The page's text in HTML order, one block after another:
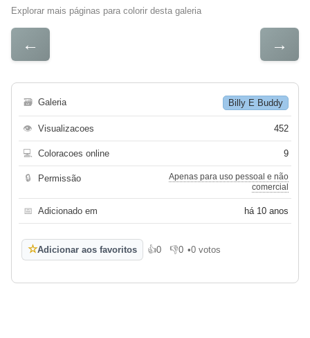
Explorar mais páginas para colorir desta galeria
← →
🗃 Galeria Billy E Buddy
👁 Visualizacoes 452
💻 Coloracoes online 9
🔒 Permissão
Apenas para uso pessoal e não
comercial
📅 Adicionado em há 10 anos
☆Adicionar aos favoritos 👍0
Gosto 👎0
Não gosto
•0 votos